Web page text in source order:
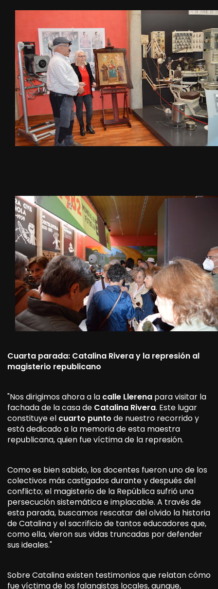
Cuarta parada: Catalina Rivera y la represión al
magisterio republicano
"Nos dirigimos ahora a la calle Llerena para visitar la
fachada de la casa de Catalina Rivera. Este lugar
constituye el cuarto punto de nuestro recorrido y
está dedicado a la memoria de esta maestra
republicana, quien fue víctima de la represión.
Como es bien sabido, los docentes fueron uno de los
colectivos más castigados durante y después del
conflicto; el magisterio de la República sufrió una
persecución sistemática e implacable. A través de
esta parada, buscamos rescatar del olvido la historia
de Catalina y el sacrificio de tantos educadores que,
como ella, vieron sus vidas truncadas por defender
sus ideales."
Sobre Catalina existen testimonios que relatan cómo
fue víctima de los falangistas locales, aunque,